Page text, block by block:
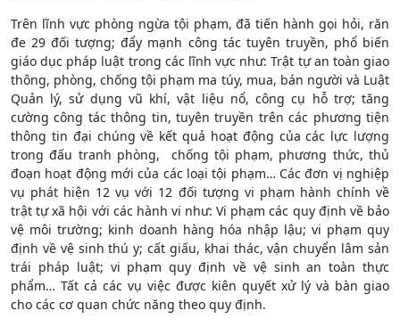
Trên lĩnh vực phòng ngừa tội phạm, đã tiến hành gọi hỏi, răn
đe 29 đối tượng; đẩy mạnh công tác tuyên truyền, phổ biến
giáo dục pháp luật trong các lĩnh vực như: Trật tự an toàn giao
thông, phòng, chống tội phạm ma túy, mua, bán người và Luật
Quản lý, sử dụng vũ khí, vật liệu nổ, công cụ hỗ trợ; tăng
cường công tác thông tin, tuyên truyền trên các phương tiện
thông tin đại chúng về kết quả hoạt động của các lực lượng
trong đấu tranh phòng, chống tội phạm, phương thức, thủ
đoạn hoạt động mới của các loại tội phạm… Các đơn vị nghiệp
vụ phát hiện 12 vụ với 12 đối tượng vi phạm hành chính về
trật tự xã hội với các hành vi như: Vi phạm các quy định về bảo
vệ môi trường; kinh doanh hàng hóa nhập lậu; vi phạm quy
định về vệ sinh thú y; cất giấu, khai thác, vận chuyển lâm sản
trái pháp luật; vi phạm quy định về vệ sinh an toàn thực
phẩm… Tất cả các vụ việc được kiên quyết xử lý và bàn giao
cho các cơ quan chức năng theo quy định.